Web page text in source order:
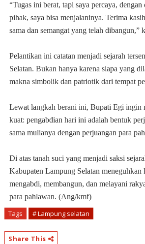
“Tugas ini berat, tapi saya percaya, dengan
pihak, saya bisa menjalaninya. Terima
sama dan semangat yang telah dibangun,”
Pelantikan ini catatan menjadi sejarah
Selatan. Bukan hanya karena siapa yang
makna simbolik dan patriotik dari tempat
Lewat langkah berani ini, Bupati Egi ingin
kuat: pengabdian hari ini adalah bentuk
sama mulianya dengan perjuangan para
Di atas tanah suci yang menjadi saksi
Kabupaten Lampung Selatan meneguhkan
mengabdi, membangun, dan melayani
para pahlawan. (Ang/kmf)
Tags # Lampung selatan
Share This